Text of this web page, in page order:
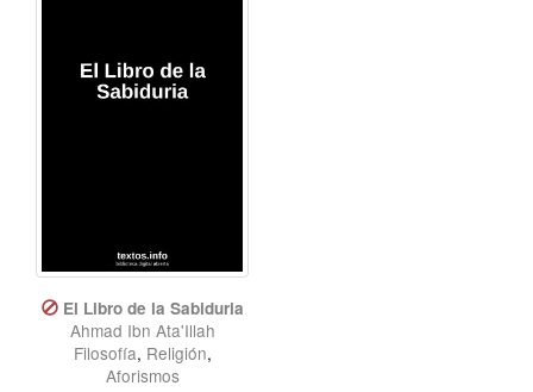
El Libro de la Sabiduria
Ahmad Ibn Ata'Illah
Filosofía, Religión,
Aforismos